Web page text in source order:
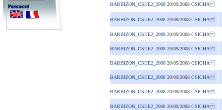
BARBIZON_CSIJE2_2008 20/09/2008 CSICHA
BARBIZON_CSIJE2_2008 20/09/2008 CSICHA
BARBIZON_CSIJE2_2008 20/09/2008 CSICHA
BARBIZON_CSIJE2_2008 20/09/2008 CSICHA
BARBIZON_CSIJE2_2008 20/09/2008 CSICHA
BARBIZON_CSIJE2_2008 20/09/2008 CSICHA
BARBIZON_CSIJE2_2008 20/09/2008 CSICHA
BARBIZON_CSIJE2_2008 20/09/2008 CSICHA